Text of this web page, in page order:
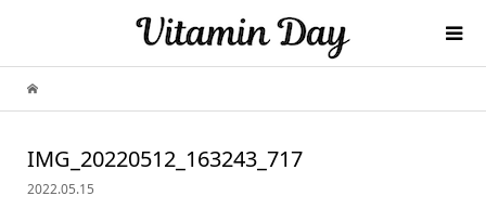
IMG_20220512_163243_717
2022.05.15